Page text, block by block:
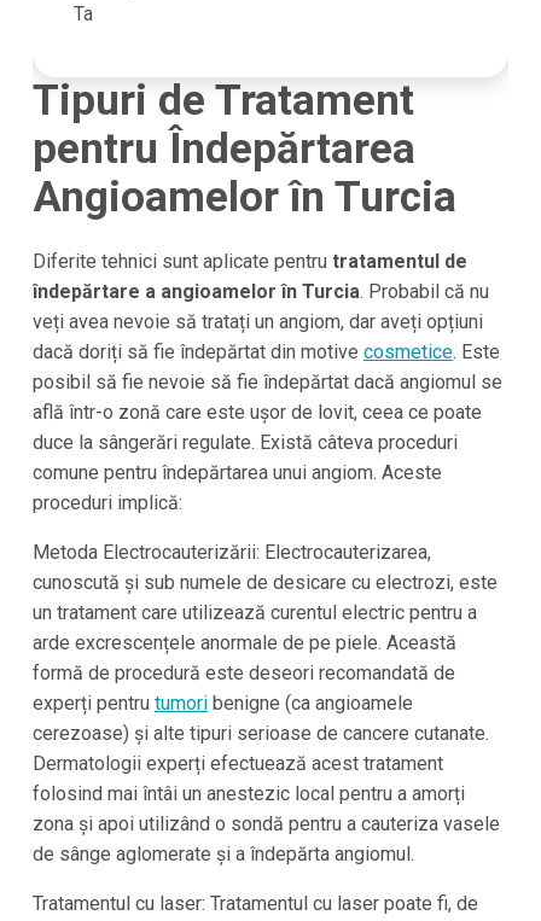
Ta
Tipuri de Tratament
pentru Îndepărtarea
Angioamelor în Turcia
Diferite tehnici sunt aplicate pentru tratamentul de
îndepărtare a angioamelor în Turcia. Probabil că nu
veți avea nevoie să tratați un angiom, dar aveți opțiuni
dacă doriți să fie îndepărtat din motive cosmetice. Este
posibil să fie nevoie să fie îndepărtat dacă angiomul se
află într-o zonă care este ușor de lovit, ceea ce poate
duce la sângerări regulate. Există câteva proceduri
comune pentru îndepărtarea unui angiom. Aceste
proceduri implică:
Metoda Electrocauterizării: Electrocauterizarea,
cunoscută și sub numele de desicare cu electrozi, este
un tratament care utilizează curentul electric pentru a
arde excrescențele anormale de pe piele. Această
formă de procedură este deseori recomandată de
experți pentru tumoribenigne (ca angioamele
cerezoase) și alte tipuri serioase de cancere cutanate.
Dermatologii experți efectuează acest tratament
folosind mai întâi un anestezic local pentru a amorți
zona și apoi utilizând o sondă pentru a cauteriza vasele
de sânge aglomerate și a îndepărta angiomul.
Tratamentul cu laser: Tratamentul cu laser poate fi, de